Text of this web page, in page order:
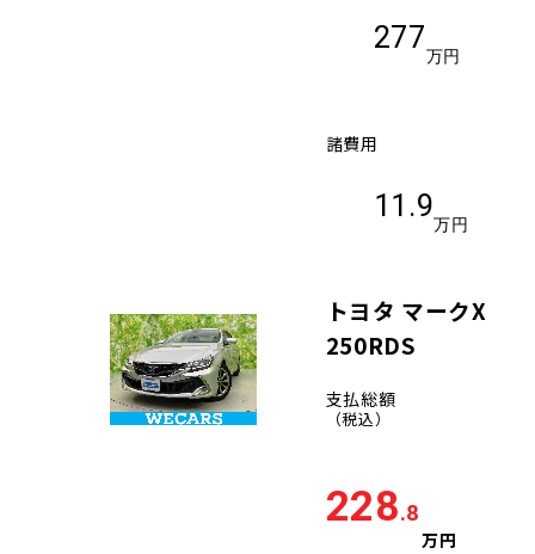
277
万円
諸費用
11.9
万円
トヨタ マークX
250RDS
支払総額
（税込）
228.8
万円